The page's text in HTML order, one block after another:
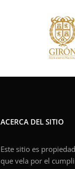
ACERCA DEL SITIO
Este sitio es
que vela por el